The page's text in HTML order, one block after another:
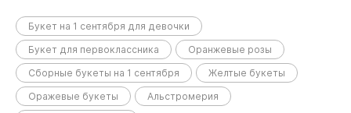
Букет на 1 сентября для девочки
Букет для первоклассника
Оранжевые розы
Сборные букеты на 1 сентября
Желтые букеты
Оражевые букеты
Альстромерия